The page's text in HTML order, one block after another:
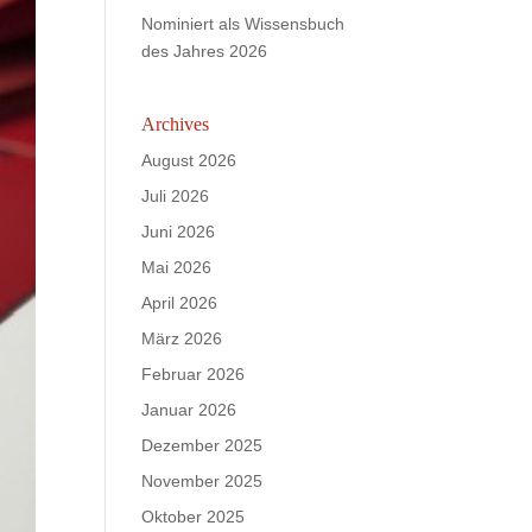
Nominiert als Wissensbuch
des Jahres 2026
Archives
August 2026
Juli 2026
Juni 2026
Mai 2026
April 2026
März 2026
Februar 2026
Januar 2026
Dezember 2025
November 2025
Oktober 2025